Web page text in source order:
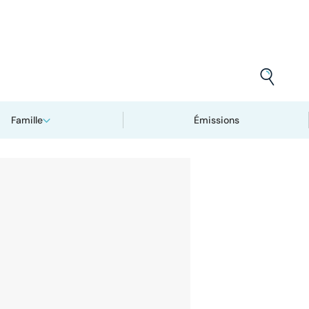
Famille Émissions